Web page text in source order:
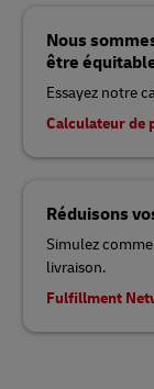
Nous
être
Essayez notre
Calculateur
Réduisons
Simulez
livraison.
Fulfillment